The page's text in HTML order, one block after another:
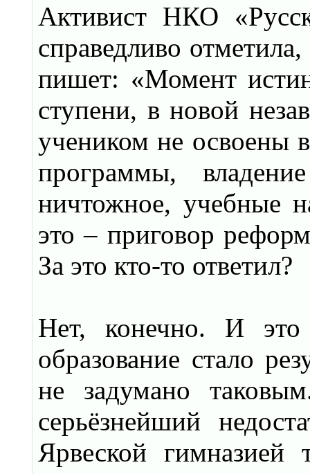
Активист НКО
справедливо
пишет: «Момент
ступени, в новой
учеником не освоены
программы,
ничтожное, учебные
это – приговор
За это кто-то ответил?
Нет, конечно. И это
образование стало
не задумано
серьёзнейший
Ярвеской гимназией